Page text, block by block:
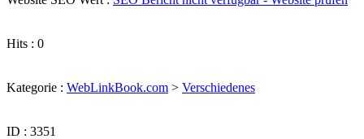
Hits : 0
Kategorie : WebLinkBook.com > Verschiedenes
ID : 3351